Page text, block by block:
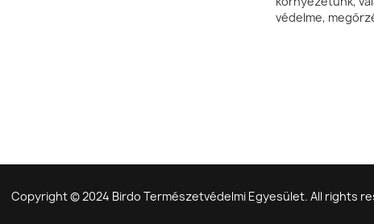
védelme,
Copyright © 2024 Birdo Természetvédelmi Egyesület. All rights